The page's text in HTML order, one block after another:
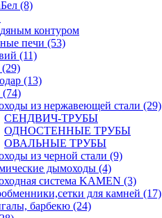
(8)
контуром
печи (53)
(11)
(13)
из нержавеющей стали (29)
СЕНДВИЧ-ТРУБЫ
ОДНОСТЕННЫЕ ТРУБЫ
ОВАЛЬНЫЕ ТРУБЫ
из черной стали (9)
дымоходы (4)
система KAMEN (3)
для камней (17)
барбекю (24)